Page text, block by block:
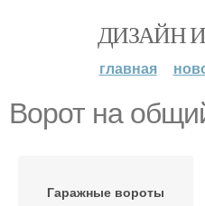
ДИЗАЙН
главная
Ворот на
Гаражные вороты